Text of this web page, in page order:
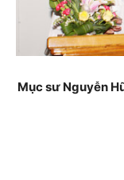
Mục sư Nguyễn